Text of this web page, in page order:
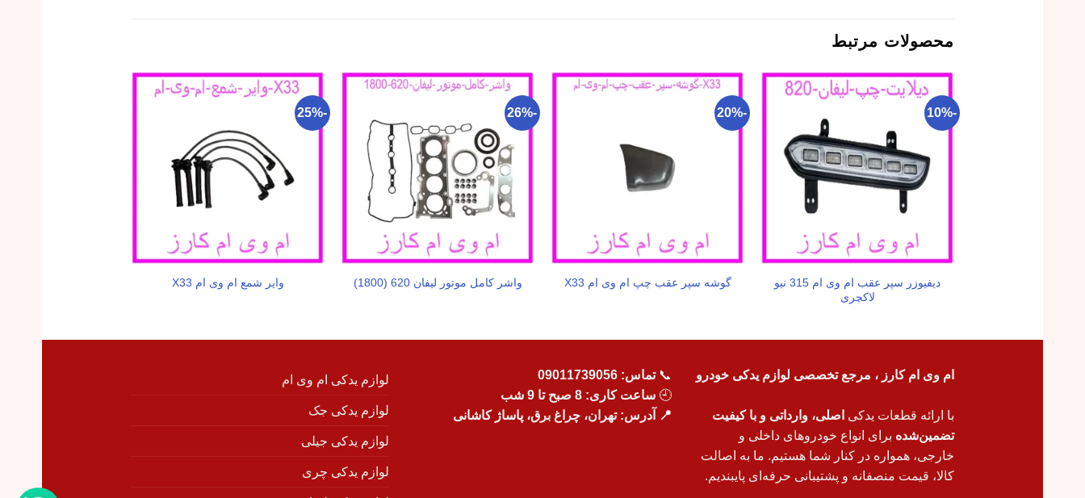
محصولات مرتبط
-10%
دیفیوزر سپر عقب ام وی ام 315 نیو
لاکچری
-20%
گوشه سپر عقب چپ ام وی ام X33
-26%
واشر کامل موتور لیفان 620 (1800)
-25%
وایر شمع ام وی ام X33
ام وی ام کارز ، مرجع تخصصی لوازم یدکی خودرو
با ارائه قطعات یدکی اصلی، وارداتی و با کیفیت
تضمین‌شده برای انواع خودروهای داخلی و
خارجی، همواره در کنار شما هستیم. ما به اصالت
کالا، قیمت منصفانه و پشتیبانی حرفه‌ای پایبندیم.
📞تماس: 09011739056
🕘 ساعت کاری: 8 صبح تا 9 شب
📍 آدرس: تهران، چراغ برق، پاساژ کاشانی
لوازم یدکی ام وی ام
لوازم یدکی جک
لوازم یدکی جیلی
لوازم یدکی چری